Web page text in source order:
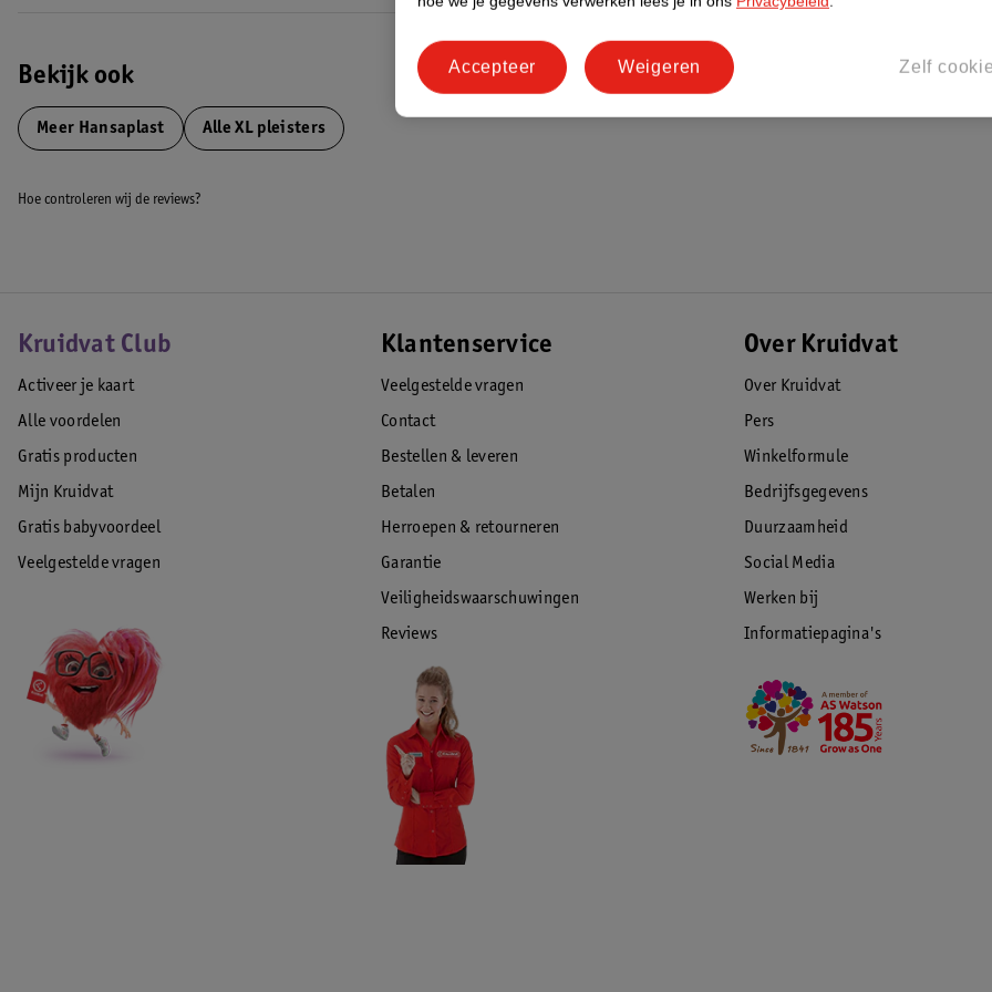
Bekijk ook
Meer Hansaplast Alle XL pleisters
Hoe controleren wij de reviews?
Kruidvat Club
Activeer je kaart
Alle voordelen
Gratis producten
Mijn Kruidvat
Gratis babyvoordeel
Veelgestelde vragen
Klantenservice
Veelgestelde vragen
Contact
Bestellen & leveren
Betalen
Herroepen & retourneren
Garantie
Veiligheidswaarschuwingen
Reviews
Over Kruidvat
Over Kruidvat
Pers
Winkelformule
Bedrijfsgegevens
Duurzaamheid
Social Media
Werken bij
Informatiepagina's
Zelf
Weigeren
Accepteer